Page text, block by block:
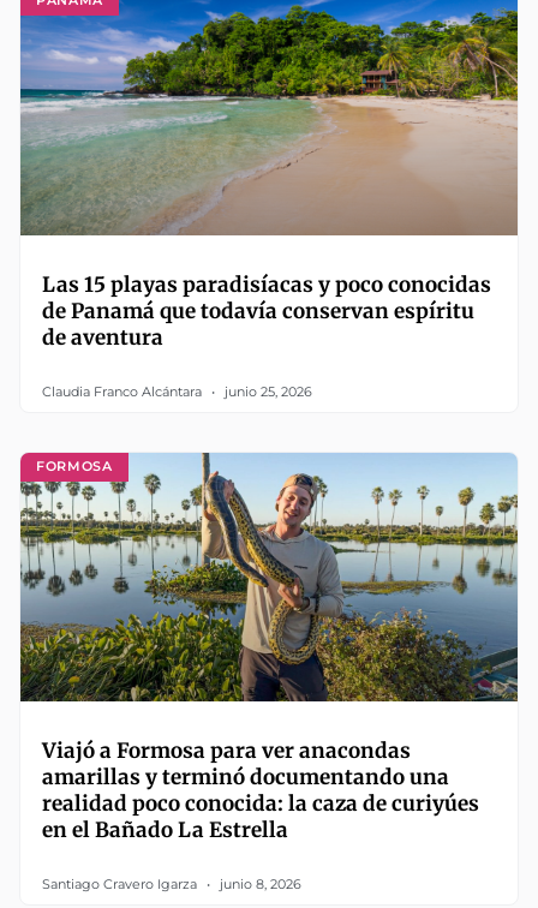
Las 15 playas paradisíacas y poco conocidas
de Panamá que todavía conservan espíritu
de aventura
Claudia Franco Alcántara junio 25, 2026
FORMOSA
Viajó a Formosa para ver anacondas
amarillas y terminó documentando una
realidad poco conocida: la caza de curiyúes
en el Bañado La Estrella
Santiago Cravero Igarza junio 8, 2026